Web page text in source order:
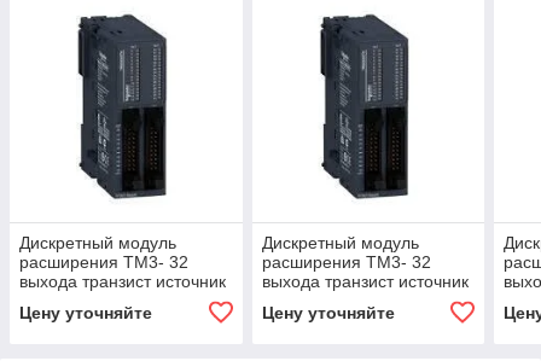
Дискретный модуль
расширения ТМ3- 32
выхода транзист источник
Цену уточняйте
Дискретный модуль
расширения ТМ3- 32
выхода транзист источник
Цену уточняйте